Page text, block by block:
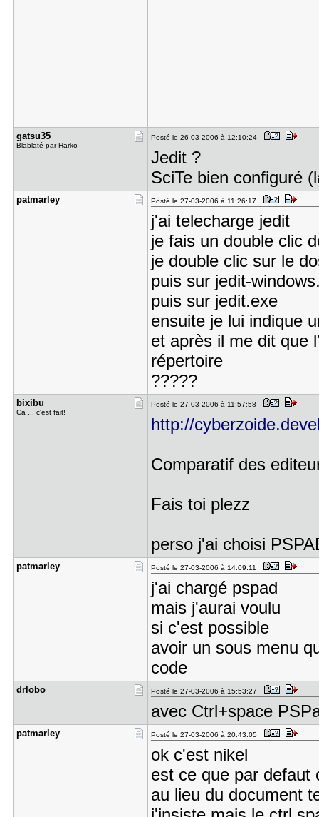
gatsu35
Blablaté par Harko
Posté le 26-03-2006 à 12:10:24
Jedit ?
SciTe bien configuré
patmarley Posté le 27-03-2006 à 11:26:17
j'ai telecharge jedit
je fais un double clic
je double clic sur le
puis sur jedit-
puis sur jedit.exe
ensuite je lui indique
et après il me dit que
répertoire
?????
bixibu
Ca ... c'est fait!
Posté le 27-03-2006 à 11:57:58
http://
Comparatif des
Fais toi plezz
perso j'ai choisi
patmarley Posté le 27-03-2006 à 14:09:11
j'ai chargé pspad
mais j'aurai voulu
si c'est possible
avoir un sous menu
code
drlobo Posté le 27-03-2006 à 15:53:27
avec Ctrl+space
patmarley Posté le 27-03-2006 à 20:43:05
ok c'est nikel
est ce que par defaut
au lieu du document